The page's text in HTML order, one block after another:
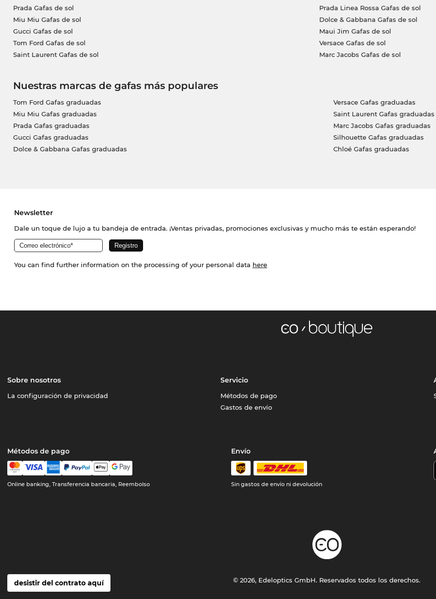
Prada Gafas de sol
Miu Miu Gafas de sol
Gucci Gafas de sol
Tom Ford Gafas de sol
Saint Laurent Gafas de sol
Prada Linea Rossa Gafas de sol
Dolce & Gabbana Gafas de sol
Maui Jim Gafas de sol
Versace Gafas de sol
Marc Jacobs Gafas de sol
Nuestras marcas de gafas más populares
Tom Ford Gafas graduadas
Miu Miu Gafas graduadas
Prada Gafas graduadas
Gucci Gafas graduadas
Dolce & Gabbana Gafas graduadas
Versace Gafas graduadas
Saint Laurent Gafas graduadas
Marc Jacobs Gafas graduadas
Silhouette Gafas graduadas
Chloé Gafas graduadas
Newsletter
Dale un toque de lujo a tu bandeja de entrada. ¡Ventas privadas, promociones exclusivas y mucho más te están esperando!
You can find further information on the processing of your personal data here
Sobre nosotros
La configuración de privacidad
Servicio
Métodos de pago
Gastos de envío
Métodos de pago
Online banking, Transferencia bancaria, Reembolso
Envío
Sin gastos de envío ni devolución
desistir del contrato aquí © 2026, Edeloptics GmbH. Reservados todos los derechos.